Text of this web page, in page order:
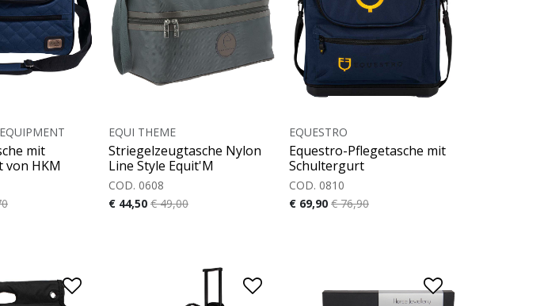
mit
von HKM
EQUI THEME
Striegelzeugtasche Nylon
Line Style Equit'M
COD. 0608
€ 44,50 € 49,00
EQUESTRO
Equestro-Pflegetasche mit
Schultergurt
COD. 0810
€ 69,90 € 76,90